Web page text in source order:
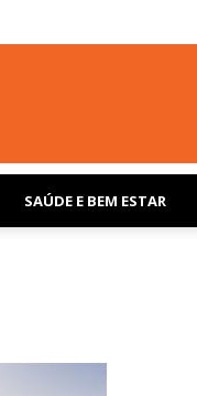
SAÚDE E BEM ESTAR